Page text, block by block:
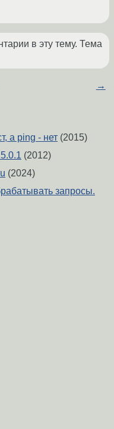
в эту тему. Тема
→
а ping - нет (2015)
(2012)
(2024)
запросы.